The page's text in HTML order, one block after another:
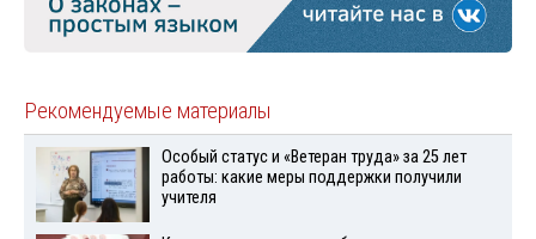
Рекомендуемые материалы
Особый статус и «Ветеран труда» за 25 лет
работы: какие меры поддержки получили
учителя